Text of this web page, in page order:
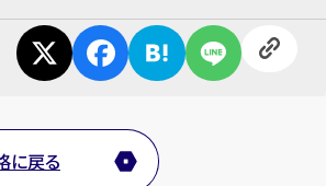
カンタン無料
に戻る